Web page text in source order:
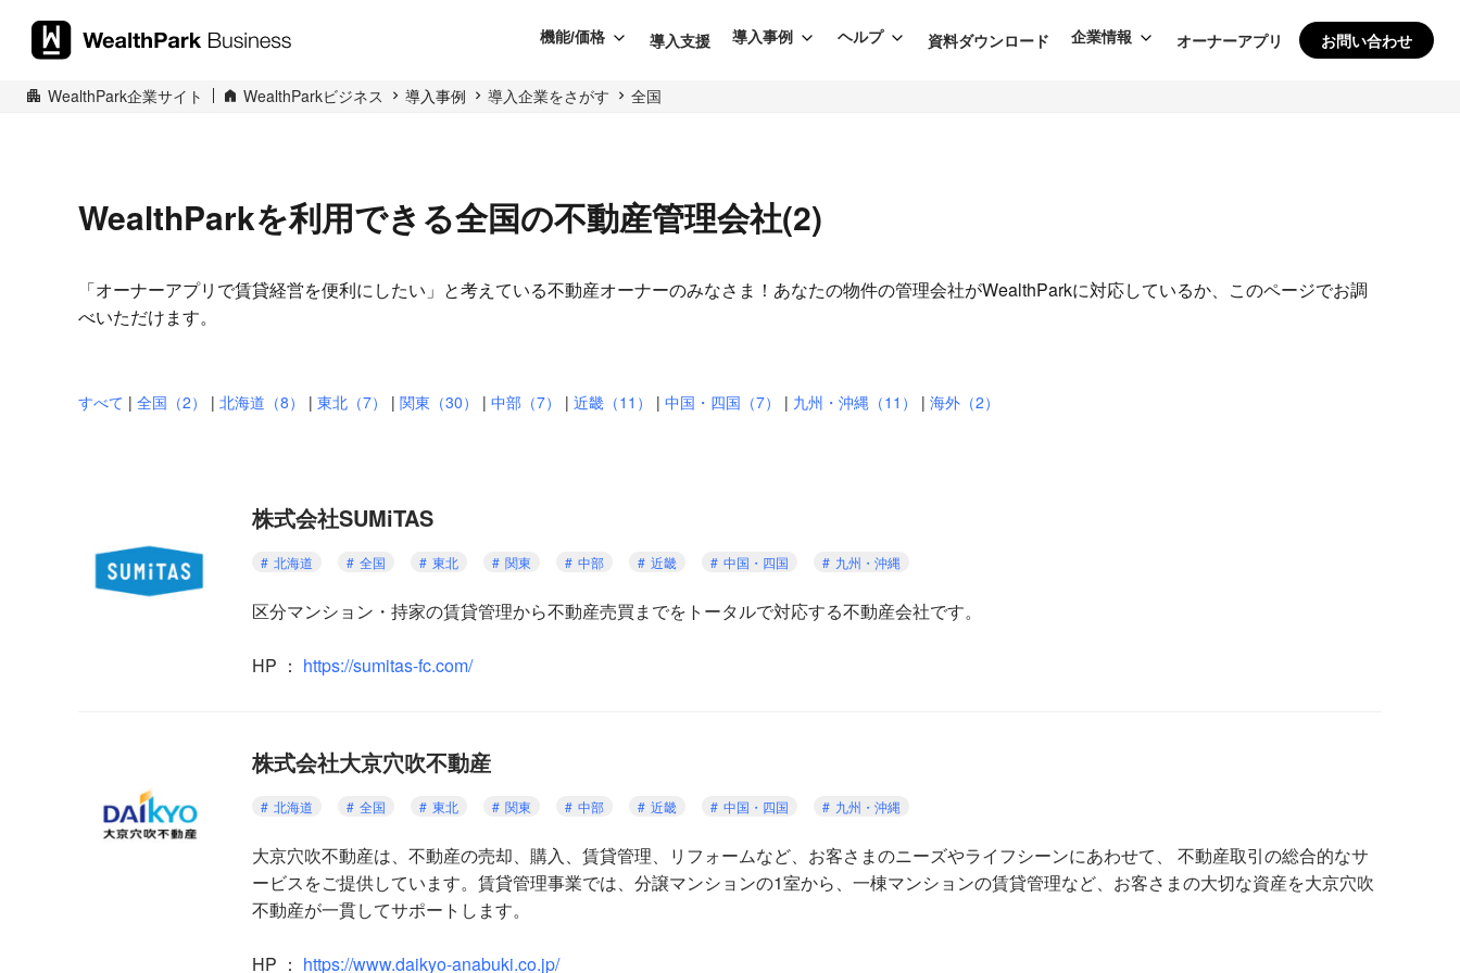
機能/価格 導入支援 導入事例 ヘルプ 資料ダウンロード 企業情報 オーナーアプリ お問い合わせ
WealthPark企業サイト WealthParkビジネス 導入事例 導入企業をさがす 全国
WealthParkを利用できる全国の不動産管理会社(2)
「オーナーアプリで賃貸経営を便利にしたい」と考えている不動産オーナーのみなさま！あなたの物件の管理会社がWealthParkに対応しているか、このページでお調
べいただけます。
すべて | 全国（2） | 北海道（8） | 東北（7） | 関東（30） | 中部（7） | 近畿（11） | 中国・四国（7） | 九州・沖縄（11） | 海外（2）
株式会社SUMiTAS
北海道 全国 東北 関東 中部 近畿 中国・四国 九州・沖縄
区分マンション・持家の賃貸管理から不動産売買までをトータルで対応する不動産会社です。
HP ： https://sumitas-fc.com/
株式会社大京穴吹不動産
北海道 全国 東北 関東 中部 近畿 中国・四国 九州・沖縄
大京穴吹不動産は、不動産の売却、購入、賃貸管理、リフォームなど、お客さまのニーズやライフシーンにあわせて、 不動産取引の総合的なサ
ービスをご提供しています。賃貸管理事業では、分譲マンションの1室から、一棟マンションの賃貸管理など、お客さまの大切な資産を大京穴吹
不動産が一貫してサポートします。
HP ： https://www.daikyo-anabuki.co.jp/